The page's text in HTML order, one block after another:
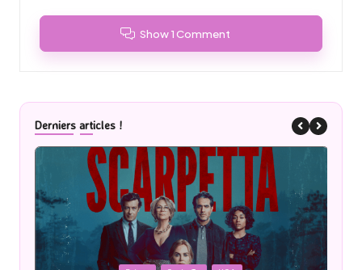
Show 1 Comment
Derniers articles !